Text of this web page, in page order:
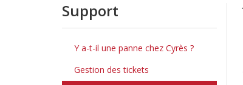
Support
Y a-t-il une panne chez Cyrès ?
Gestion des tickets